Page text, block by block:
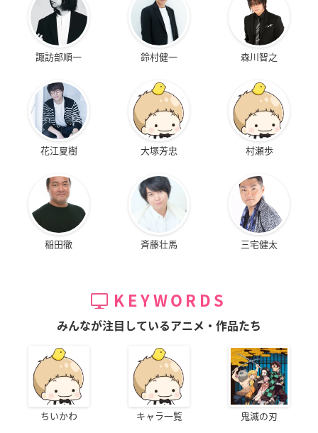
諏訪部順一 鈴村健一 森川智之
花江夏樹 大塚芳忠 村瀬歩
稲田徹 斉藤壮馬 三宅健太
KEYWORDS
みんなが注目しているアニメ・作品たち
ちいかわ キャラ一覧 鬼滅の刃